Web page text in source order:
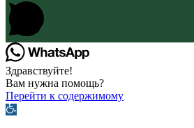
Здравствуйте!
Вам нужна помощь?
Перейти к содержимому
Открыть